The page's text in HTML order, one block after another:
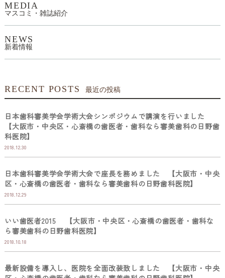
MEDIA
マスコミ・雑誌紹介
NEWS
新着情報
RECENT POSTS 最近の投稿
日本歯科審美学会学術大会シンポジウムで講演を行いました
【大阪市・中央区・心斎橋の歯医者・歯科なら審美歯科の日野歯
科医院】
2018.12.30
日本歯科審美学会学術大会で座長を務めました 【大阪市・中央
区・心斎橋の歯医者・歯科なら審美歯科の日野歯科医院】
2018.12.29
いい歯医者2015 【大阪市・中央区・心斎橋の歯医者・歯科な
ら審美歯科の日野歯科医院】
2018.10.18
最新設備を導入し、医院を全面改装致しました 【大阪市・中央